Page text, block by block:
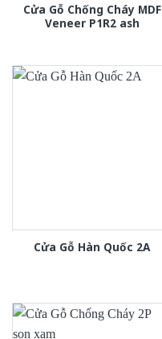
Cửa Gỗ Chống Cháy MDF
Veneer P1R2 ash
Cửa Gỗ Hàn Quốc 2A